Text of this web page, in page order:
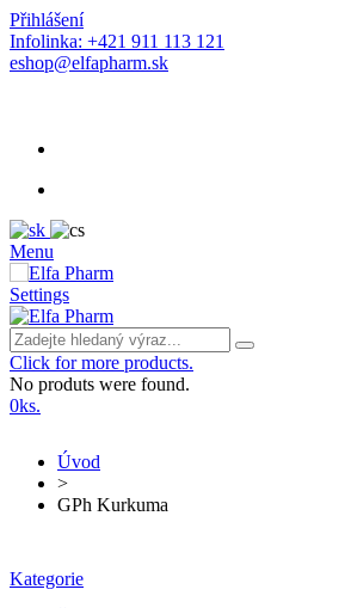
Přihlášení
Infolinka: +421 911 113 121
eshop@elfapharm.sk
Menu
Settings
Click for more products.
No produts were found.
0ks.
Úvod
>
GPh Kurkuma
Kategorie